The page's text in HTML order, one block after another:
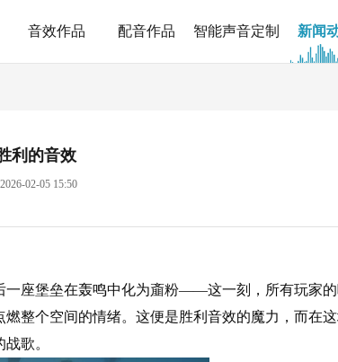
音效作品 配音作品 智能声音定制 新闻
利的音效
02-05 15:50
一座堡垒在轰鸣中化为齑粉——这一刻，所有玩家
整个空间的情绪。这便是胜利音效的魔力，而在
歌。